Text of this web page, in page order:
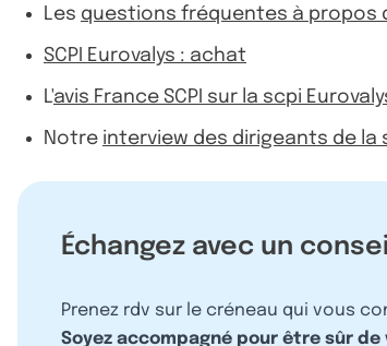
Les questions fréquentes à propos
SCPI Eurovalys : achat
L'avis France SCPI sur la scpi
Notre interview des dirigeants de la
Échangez avec un
Prenez rdv sur le créneau qui vous
Soyez accompagné pour être sûr